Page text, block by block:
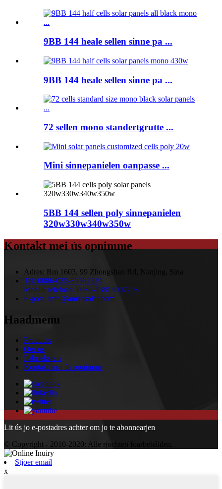
9BB 144 heale sellen sinne pa ...
9BB 144 heale sellen sinne pa ...
72 sellen mono standertgrutte ...
Mini sinnepanielen oanpasse ...
5BB 144 sellen poly sinnepanielen
320w330w340w350w
Kontakt mei ús opnimme
Adres: Rm 1603, 99 Zhongshan Rd, Nanjing, Sina
Tel: 0086-025-85562529
Mobile telefoan: 0086-13814007208
E-post: info@amsosolar.com
Haadmenu
Products
Oer ús
Fabrieksreis
Kontakt mei ús opnimme
Lit ús jo e-postadres achter om jo te abonnearjen
© Copyright - 2010-2020: Alle rjochten foarbehâlden.
Stjoer email
x